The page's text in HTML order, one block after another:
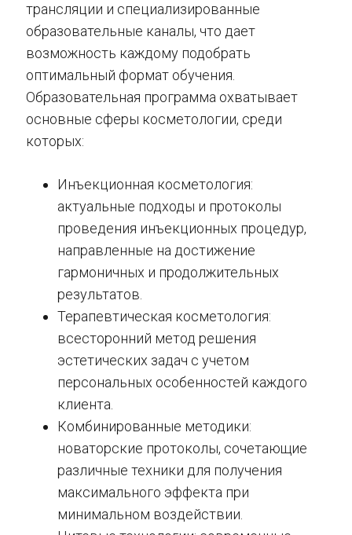
трансляции и специализированные
образовательные каналы, что дает
возможность каждому подобрать
оптимальный формат обучения.
Образовательная программа охватывает
основные сферы косметологии, среди
которых:
Инъекционная косметология:
актуальные подходы и протоколы
проведения инъекционных процедур,
направленные на достижение
гармоничных и продолжительных
результатов.
Терапевтическая косметология:
всесторонний метод решения
эстетических задач с учетом
персональных особенностей каждого
клиента.
Комбинированные методики:
новаторские протоколы, сочетающие
различные техники для получения
максимального эффекта при
минимальном воздействии.